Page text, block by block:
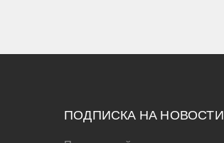
ПОДПИСКА НА НОВОСТИ